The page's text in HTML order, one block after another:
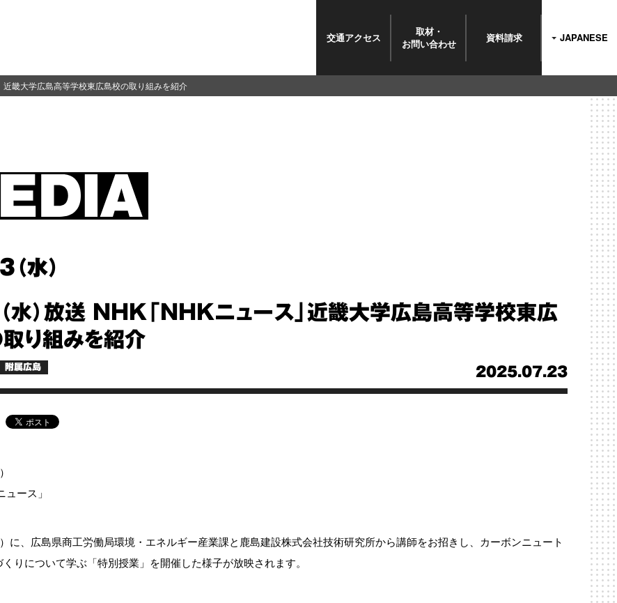
交通アクセス
取材・
お問い合わせ 資料請求 JAPANESE
畿大学広島高等学校東広島校の取り組みを紹介
水）
）放送 NHK「NHKニュース」近畿大学広島高等学校東広
り組みを紹介
2025.07.23
附属広島
ース」
に、広島県商工労働局環境・エネルギー産業課と鹿島建設株式会社技術研究所から講師をお招きし、カーボンニュート
りについて学ぶ「特別授業」を開催した様子が放映されます。